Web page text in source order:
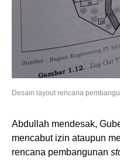
Desain layout rencana
Abdullah mendesak,
mencabut izin ataupun
rencana pembangunan